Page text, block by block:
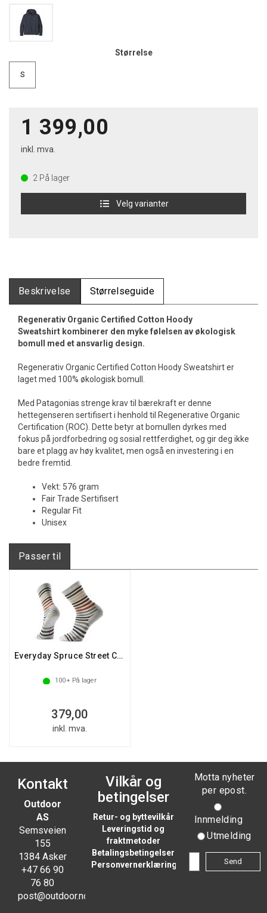
Størrelse
S
1 399,00
inkl. mva.
2 På lager
Velg varianter
Beskrivelse Størrelseguide
Regenerativ Organic Certified Cotton Hoody
Sweatshirt kombinerer den myke følelsen av økologisk
bomull med et ansvarlig design.
Regenerativ Organic Certified Cotton Hoody Sweatshirt er
laget med 100% økologisk bomull.
Med Patagonias strenge krav til bærekraft er denne
hettegenseren sertifisert i henhold til Regenerative Organic
Certification (ROC). Dette betyr at bomullen dyrkes med
fokus på jordforbedring og sosial rettferdighet, og gir deg ikke
bare et plagg av høy kvalitet, men også en investering i en
bedre fremtid.
Vekt: 576 gram
Fair Trade Sertifisert
Regular Fit
Unisex
Passer til
Everyday Spruce Street Crew Socks
100+På lager
379,00
inkl. mva.
Kontakt
Outdoor
AS
Semsveien
155
1384 Asker
+47 66 90
76 80
post@outdoor.no
Vilkår og
betingelser
Retur- og byttevilkår
Leveringstid og
fraktmetoder
Betalingsbetingelser
Personvernerklæring
Motta nyheter
per epost.
Innmelding
Utmelding